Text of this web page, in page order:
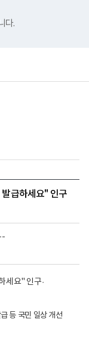
다.
급하세요" 인구
세요" 인구·
등 국민 일상 개선